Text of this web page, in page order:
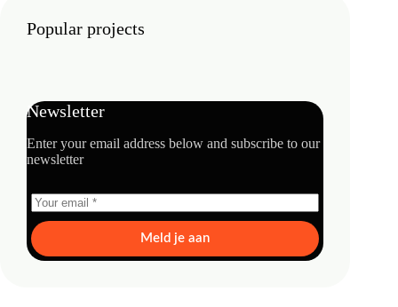
Popular projects
Newsletter
Enter your email address below and subscribe to our
newsletter
Meld je aan